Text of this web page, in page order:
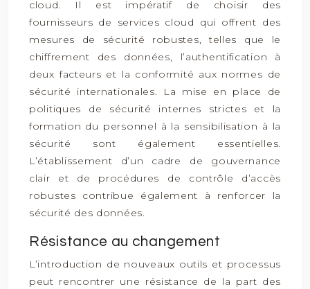
cloud. Il est impératif de choisir des
fournisseurs de services cloud qui offrent des
mesures de sécurité robustes, telles que le
chiffrement des données, l’authentification à
deux facteurs et la conformité aux normes de
sécurité internationales. La mise en place de
politiques de sécurité internes strictes et la
formation du personnel à la sensibilisation à la
sécurité sont également essentielles.
L’établissement d’un cadre de gouvernance
clair et de procédures de contrôle d’accès
robustes contribue également à renforcer la
sécurité des données.
Résistance au changement
L’introduction de nouveaux outils et processus
peut rencontrer une résistance de la part des